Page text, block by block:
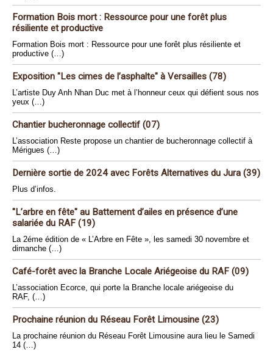
Formation Bois mort : Ressource pour une forêt plus
résiliente et productive
Formation Bois mort : Ressource pour une forêt plus résiliente et
productive (…)
Exposition "Les cimes de l’asphalte" à Versailles (78)
L’artiste Duy Anh Nhan Duc met à l’honneur ceux qui défient sous nos
yeux (…)
Chantier bucheronnage collectif (07)
L’association Reste propose un chantier de bucheronnage collectif à
Mérigues (…)
Dernière sortie de 2024 avec Forêts Alternatives du Jura (39)
Plus d’infos.
"L’arbre en fête" au Battement d’ailes en présence d’une
salariée du RAF (19)
La 2éme édition de « L’Arbre en Fête », les samedi 30 novembre et
dimanche (…)
Café-forêt avec la Branche Locale Ariégeoise du RAF (09)
L’association Ecorce, qui porte la Branche locale ariégeoise du
RAF, (…)
Prochaine réunion du Réseau Forêt Limousine (23)
La prochaine réunion du Réseau Forêt Limousine aura lieu le Samedi
14 (…)